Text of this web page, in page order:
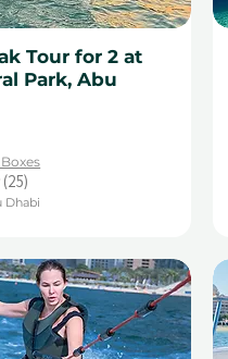
Tour for 2 at
Park, Abu
25
25
Dhabi